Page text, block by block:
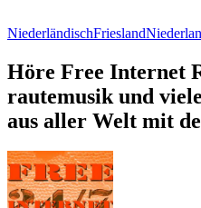
NiederländischFriesland
Höre Free Internet
rautemusik und
aus aller Welt mit